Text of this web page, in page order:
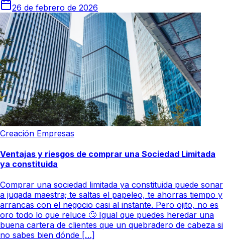
26 de febrero de 2026
Creación Empresas
Ventajas y riesgos de comprar una Sociedad Limitada
ya constituida
Comprar una sociedad limitada ya constituida puede sonar
a jugada maestra; te saltas el papeleo, te ahorras tiempo y
arrancas con el negocio casi al instante. Pero ojito, no es
oro todo lo que reluce 🙄 Igual que puedes heredar una
buena cartera de clientes que un quebradero de cabeza si
no sabes bien dónde […]